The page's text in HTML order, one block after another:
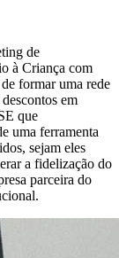
de
à Criança com
formar uma rede
em
que
uma ferramenta
sejam eles
a fidelização do
parceira do